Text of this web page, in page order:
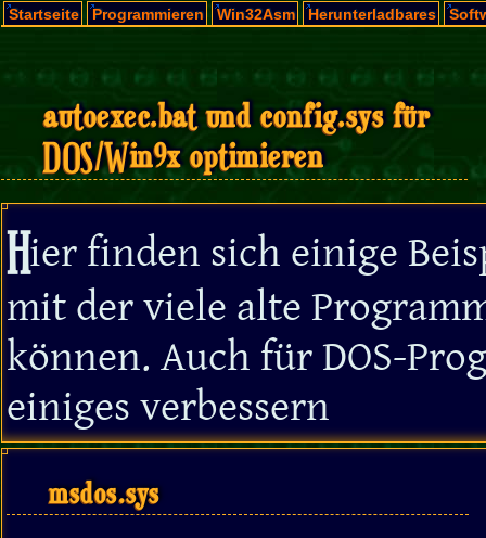
Startseite Programmieren Win32Asm Herunterladbares
autoexec.bat und config.sys für
DOS/Win9x optimieren
Hier finden sich einige
mit der viele alte
können. Auch für DOS-
einiges verbessern
msdos.sys